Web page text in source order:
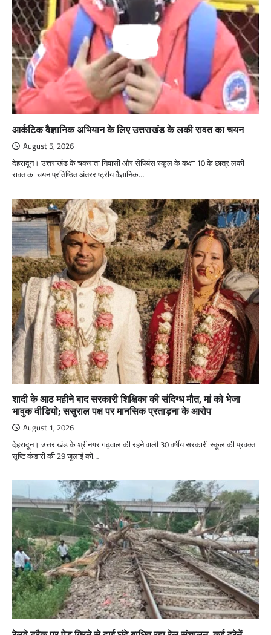
आर्कटिक वैज्ञानिक अभियान के लिए उत्तराखंड के लकी रावत का चयन
August 5, 2026
देहरादून। उत्तराखंड के चकराता निवासी और सेपियंस स्कूल के कक्षा 10 के छात्र लकी
रावत का चयन प्रतिष्ठित अंतरराष्ट्रीय वैज्ञानिक…
शादी के आठ महीने बाद सरकारी शिक्षिका की संदिग्ध मौत, मां को भेजा
भावुक वीडियो; ससुराल पक्ष पर मानसिक प्रताड़ना के आरोप
August 1, 2026
देहरादून। उत्तराखंड के श्रीनगर गढ़वाल की रहने वाली 30 वर्षीय सरकारी स्कूल की प्रवक्ता
सृष्टि कंडारी की 29 जुलाई को…